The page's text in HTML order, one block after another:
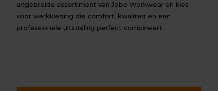
uitgebreide assortiment van Jobo Workwear en kies
voor werkkleding die comfort, kwaliteit en een
professionele uitstraling perfect combineert.